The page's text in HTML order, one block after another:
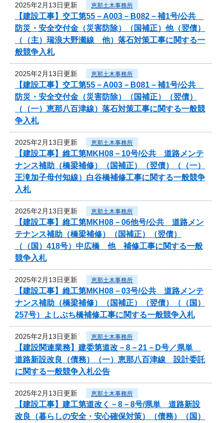
2025年2月13日更新 恵那土木事務所
【建設工事】交工第55－A003－B082－補1号/公共
防災・安全交付金（災害防除）（国補正）他（翌債）
（（主）瑞浪大野瀬線 他）落石対策工事に関する一
般競争入札
2025年2月13日更新 恵那土木事務所
【建設工事】交工第55－A003－B081－補1号/公共
防災・安全交付金（災害防除）（国補正）（翌債）
（（一）恵那八百津線）落石対策工事に関する一般競
争入札
2025年2月13日更新 恵那土木事務所
【建設工事】維工第MKH08－10号/公共 道路メンテ
ナンス補助（橋梁補修）（国補正）（翌債）（（一）
王滝加子母付知線）白谷橋補修工事に関する一般競争
入札
2025年2月13日更新 恵那土木事務所
【建設工事】維工第MKH08－06他号/公共 道路メン
テナンス補助（橋梁補修）（国補正）（翌債）
（（国）418号）中広橋 他 補修工事に関する一般
競争入札
2025年2月13日更新 恵那土木事務所
【建設工事】維工第MKH08－03号/公共 道路メンテ
ナンス補助（橋梁補修）（国補正）（翌債）（（国）
257号）よしぶち橋補修工事に関する一般競争入札
2025年2月13日更新 恵那土木事務所
【建設関連業務】建委第道改－8－21－D号／県単
道路新設改良（債務）（一）恵那八百津線 設計委託
に関する一般競争入札公告
2025年2月13日更新 恵那土木事務所
【建設工事】建工第道改く－8－8号/県単 道路新設
改良（暮らしの安全・安心確保対策）（債務）（国）